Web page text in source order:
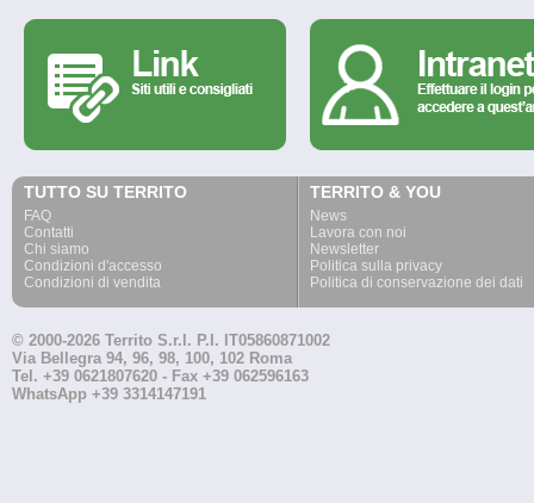
TUTTO SU TERRITO
FAQ
Contatti
Chi siamo
Condizioni d'accesso
Condizioni di vendita
TERRITO & YOU
News
Lavora con noi
Newsletter
Politica sulla privacy
Politica di conservazione dei dati
© 2000-2026 Territo S.r.l. P.I. IT05860871002
Via Bellegra 94, 96, 98, 100, 102 Roma
Tel. +39 0621807620 - Fax +39 062596163
WhatsApp +39 3314147191